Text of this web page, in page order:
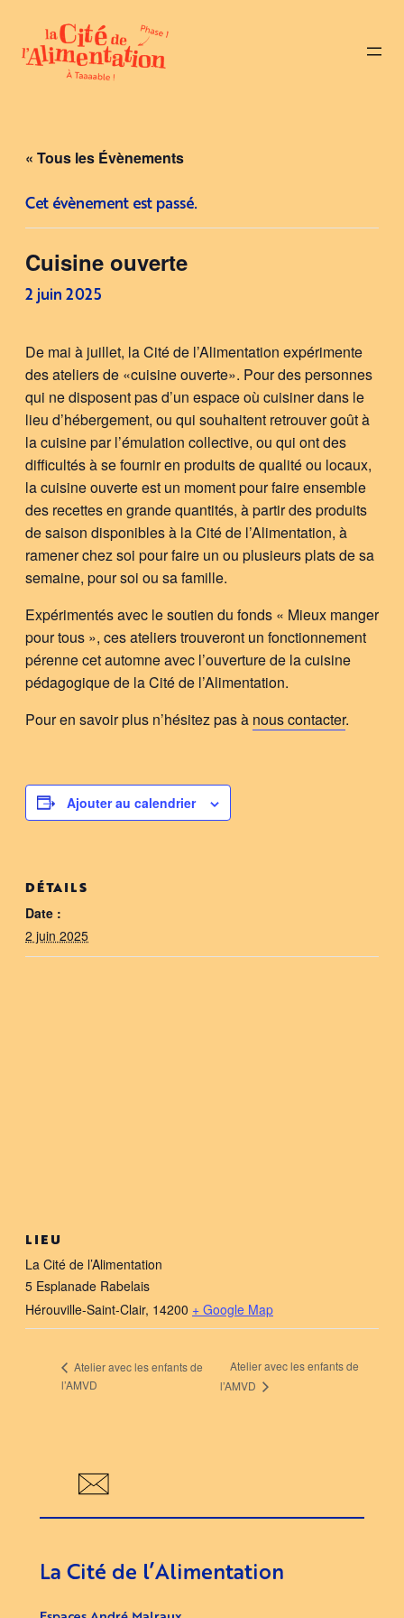
« Tous les Évènements
Cet évènement est passé.
Cuisine ouverte
2 juin 2025
De mai à juillet, la Cité de l’Alimentation expérimente
des ateliers de «cuisine ouverte». Pour des personnes
qui ne disposent pas d’un espace où cuisiner dans le
lieu d’hébergement, ou qui souhaitent retrouver goût à
la cuisine par l’émulation collective, ou qui ont des
difficultés à se fournir en produits de qualité ou locaux,
la cuisine ouverte est un moment pour faire ensemble
des recettes en grande quantités, à partir des produits
de saison disponibles à la Cité de l’Alimentation, à
ramener chez soi pour faire un ou plusieurs plats de sa
semaine, pour soi ou sa famille.
Expérimentés avec le soutien du fonds « Mieux manger
pour tous », ces ateliers trouveront un fonctionnement
pérenne cet automne avec l’ouverture de la cuisine
pédagogique de la Cité de l’Alimentation.
Pour en savoir plus n’hésitez pas à nous contacter.
Ajouter au calendrier
DÉTAILS
Date :
2 juin 2025
LIEU
La Cité de l’Alimentation
5 Esplanade Rabelais
Hérouville-Saint-Clair, 14200 + Google Map
Atelier avec les enfants de
l’AMVD
Atelier avec les enfants de
l’AMVD
La Cité de l’Alimentation